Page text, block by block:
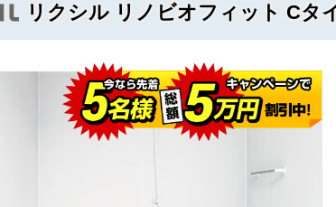
リクシル リノビオフィット Cタ